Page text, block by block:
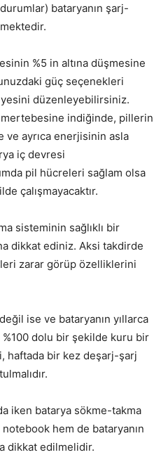
bataryanın şarj-
%5 in altına düşmesine
güç seçenekleri
düzenleyebilirsiniz.
indiğinde, pillerin
ve ayrıca enerjisinin asla
iç devresi
pil hücreleri sağlam olsa
çalışmayacaktır.
sisteminin sağlıklı bir
dikkat ediniz. Aksi takdirde
zarar görüp özelliklerini
ise ve bataryanın yıllarca
%100 dolu bir şekilde kuru bir
haftada bir kez deşarj-şarj
iken batarya sökme-takma
notebook hem de bataryanın
dikkat edilmelidir.